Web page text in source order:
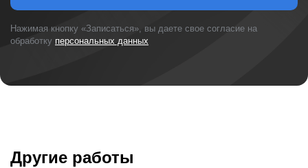
Нажимая кнопку «Записаться», вы даете свое согласие на
обработку персональных данных
Другие работы